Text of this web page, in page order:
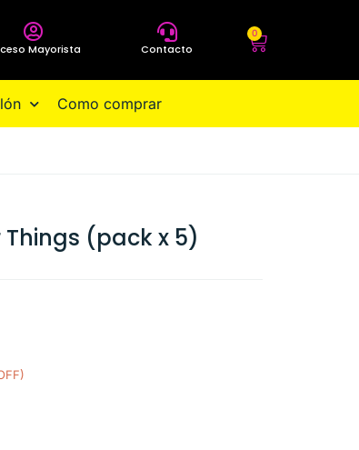
Mayorista Contacto
0
Como comprar
(pack x 5)